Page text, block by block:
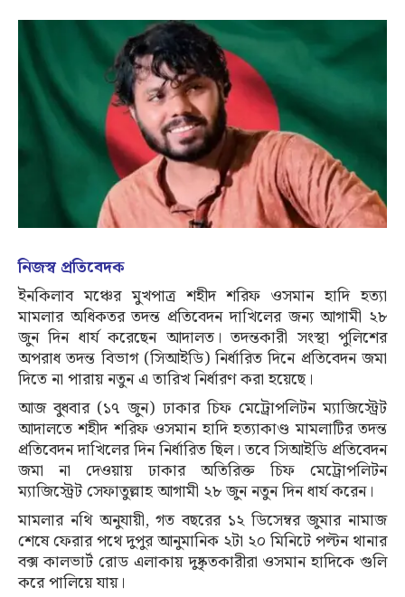
নিজস্ব প্রতিবেদক
ইনকিলাব মঞ্চের মুখপাত্র শহীদ শরিফ ওসমান হাদি হত্যা
মামলার অধিকতর তদন্ত প্রতিবেদন দাখিলের জন্য আগামী ২৮
জুন দিন ধার্য করেছেন আদালত। তদন্তকারী সংস্থা পুলিশের
অপরাধ তদন্ত বিভাগ (সিআইডি) নির্ধারিত দিনে প্রতিবেদন জমা
দিতে না পারায় নতুন এ তারিখ নির্ধারণ করা হয়েছে।
আজ বুধবার (১৭ জুন) ঢাকার চিফ মেট্রোপলিটন ম্যাজিস্ট্রেট
আদালতে শহীদ শরিফ ওসমান হাদি হত্যাকাণ্ড মামলাটির তদন্ত
প্রতিবেদন দাখিলের দিন নির্ধারিত ছিল। তবে সিআইডি প্রতিবেদন
জমা না দেওয়ায় ঢাকার অতিরিক্ত চিফ মেট্রোপলিটন
ম্যাজিস্ট্রেট সেফাতুল্লাহ আগামী ২৮ জুন নতুন দিন ধার্য করেন।
মামলার নথি অনুযায়ী, গত বছরের ১২ ডিসেম্বর জুমার নামাজ
শেষে ফেরার পথে দুপুর আনুমানিক ২টা ২০ মিনিটে পল্টন থানার
বক্স কালভার্ট রোড এলাকায় দুষ্কৃতকারীরা ওসমান হাদিকে গুলি
করে পালিয়ে যায়।